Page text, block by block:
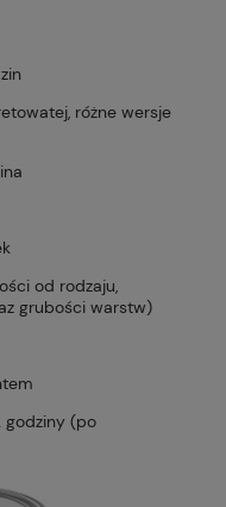
różne wersje
od rodzaju,
grubości warstw)
godziny (po